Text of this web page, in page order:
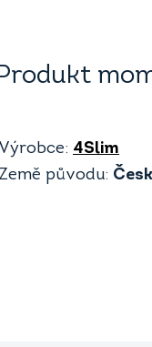
Výrobce: 4Slim
Země původu: